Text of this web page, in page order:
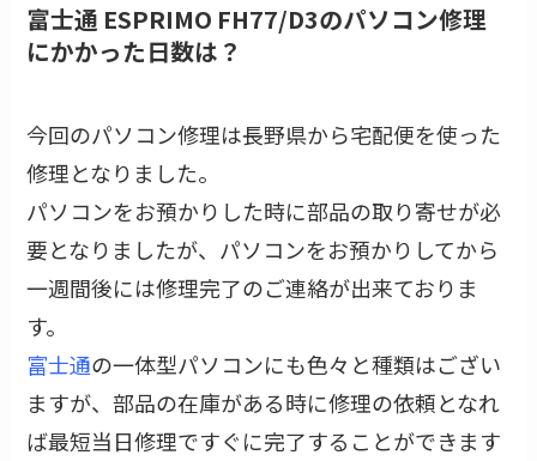
富士通 ESPRIMO FH77/D3のパソコン修理
にかかった日数は？
今回のパソコン修理は長野県から宅配便を使った
修理となりました。
パソコンをお預かりした時に部品の取り寄せが必
要となりましたが、パソコンをお預かりしてから
一週間後には修理完了のご連絡が出来ておりま
す。
富士通の一体型パソコンにも色々と種類はござい
ますが、部品の在庫がある時に修理の依頼となれ
ば最短当日修理ですぐに完了することができます